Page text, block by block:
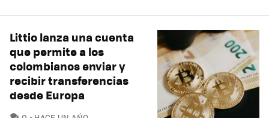
Littio lanza una cuenta
que permite a los
colombianos enviar y
recibir transferencias
desde Europa
COMENTARIOS